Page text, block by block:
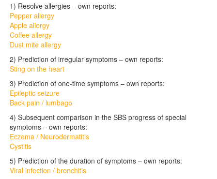
1) Resolve allergies – own reports:
Pepper allergy
Apple allergy
Coffee allergy
Dust mite allergy
2) Prediction of irregular symptoms – own reports:
Sting on the heart
3) Prediction of one-time symptoms – own reports:
Epileptic seizure
Back pain / lumbago
4) Subsequent comparison in the SBS progress of special
symptoms – own reports:
Eczema / Neurodermatitis
Cystitis
5) Prediction of the duration of symptoms – own reports:
Viral infection / bronchitis